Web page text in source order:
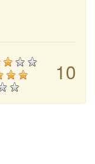
10